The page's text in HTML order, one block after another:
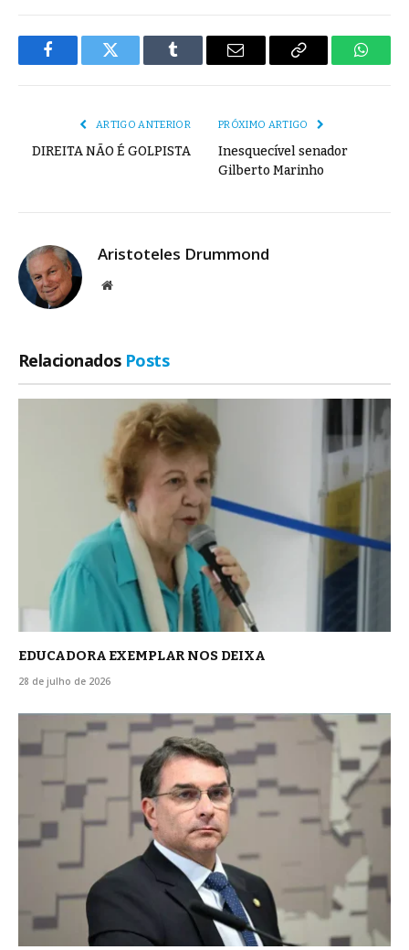
FacebookTwitter Tumblr
E-
Copiar
ARTIGO ANTERIOR
DIREITA NÃO É GOLPISTA
PRÓXIMO ARTIGO
Inesquecível senador
Gilberto Marinho
Aristoteles Drummond
Site
Relacionados Posts
EDUCADORA EXEMPLAR NOS DEIXA
28 de julho de 2026